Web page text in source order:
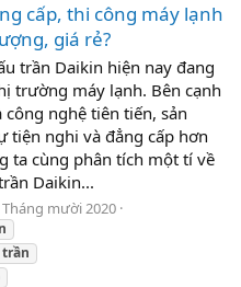
cấp, thi công máy lạnh
giá rẻ?
trần Daikin hiện nay đang
trường máy lạnh. Bên cạnh
nghệ tiên tiến, sản
tiện nghi và đẳng cấp hơn
ta cùng phân tích một tí về
Daikin...
Tháng mười 2020
trần